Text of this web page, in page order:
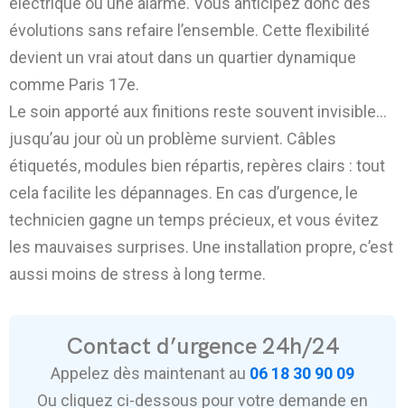
évolutions sans refaire l’ensemble. Cette flexibilité
devient un vrai atout dans un quartier dynamique
comme Paris 17e.
Le soin apporté aux finitions reste souvent invisible…
jusqu’au jour où un problème survient. Câbles
étiquetés, modules bien répartis, repères clairs : tout
cela facilite les dépannages. En cas d’urgence, le
technicien gagne un temps précieux, et vous évitez
les mauvaises surprises. Une installation propre, c’est
aussi moins de stress à long terme.
Contact d’urgence 24h/24
Appelez dès maintenant au 06 18 30 90 09
Ou cliquez ci-dessous pour votre demande en